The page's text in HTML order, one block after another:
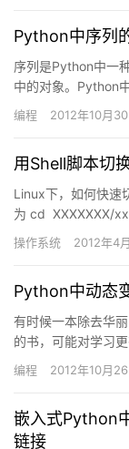
Python中序列
序列是Python中一
中的对象。Python
unicode，buffer，
编程 2012年10月30
用Shell脚本切
Linux下，如何快速
为 cd XXXXXXX/
然，shell下执行的
操作系统 2012年4
Python中动态
有时候一本除去华
的书，可能对学习
的书。Python语言
编程 2012年10月26
嵌入式Python
链接